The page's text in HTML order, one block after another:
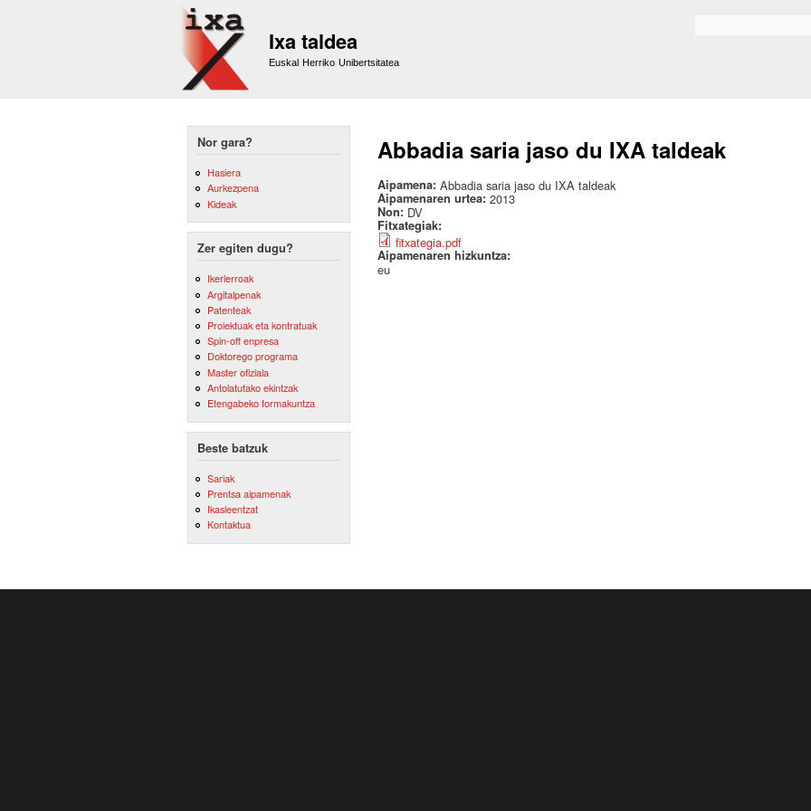
Ixa taldea
Euskal Herriko Unibertsitatea
Nor gara?
Hasiera
Aurkezpena
Kideak
Zer egiten dugu?
Ikerlerroak
Argitalpenak
Patenteak
Proiektuak eta kontratuak
Spin-off enpresa
Doktorego programa
Master ofiziala
Antolatutako ekintzak
Etengabeko formakuntza
Beste batzuk
Sariak
Prentsa aipamenak
Ikasleentzat
Kontaktua
Abbadia saria jaso du IXA taldeak
Aipamena: Abbadia saria jaso du IXA taldeak
Aipamenaren urtea: 2013
Non: DV
Fitxategiak:
fitxategia.pdf
Aipamenaren hizkuntza:
eu